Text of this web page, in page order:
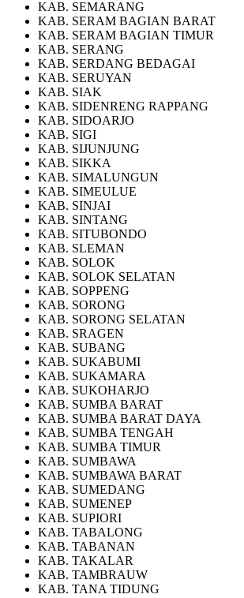
KAB. SEMARANG
KAB. SERAM BAGIAN BARAT
KAB. SERAM BAGIAN TIMUR
KAB. SERANG
KAB. SERDANG BEDAGAI
KAB. SERUYAN
KAB. SIAK
KAB. SIDENRENG RAPPANG
KAB. SIDOARJO
KAB. SIGI
KAB. SIJUNJUNG
KAB. SIKKA
KAB. SIMALUNGUN
KAB. SIMEULUE
KAB. SINJAI
KAB. SINTANG
KAB. SITUBONDO
KAB. SLEMAN
KAB. SOLOK
KAB. SOLOK SELATAN
KAB. SOPPENG
KAB. SORONG
KAB. SORONG SELATAN
KAB. SRAGEN
KAB. SUBANG
KAB. SUKABUMI
KAB. SUKAMARA
KAB. SUKOHARJO
KAB. SUMBA BARAT
KAB. SUMBA BARAT DAYA
KAB. SUMBA TENGAH
KAB. SUMBA TIMUR
KAB. SUMBAWA
KAB. SUMBAWA BARAT
KAB. SUMEDANG
KAB. SUMENEP
KAB. SUPIORI
KAB. TABALONG
KAB. TABANAN
KAB. TAKALAR
KAB. TAMBRAUW
KAB. TANA TIDUNG